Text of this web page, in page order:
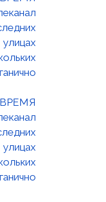
ВРЕМЯ